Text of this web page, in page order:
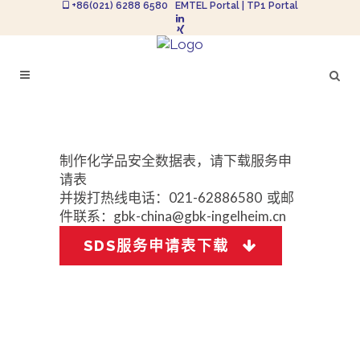
+86(021) 6288 6580 EMTEL Portal| TP1 Portal
制作化学品安全数据表，请下载服务申
请表
并拨打热线电话：021-62886580 或邮
件联系： gbk-china@gbk-ingelheim.cn
SDS服务申请表下载